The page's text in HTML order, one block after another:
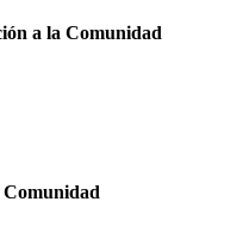
a la Comunidad
Comunidad